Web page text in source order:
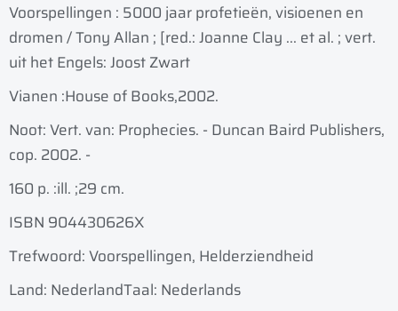
Voorspellingen : 5000 jaar profetiee͏̈n, visioenen en
dromen / Tony Allan ; [red.: Joanne Clay ... et al. ; vert.
uit het Engels: Joost Zwart
Vianen :House of Books,2002.
Noot: Vert. van: Prophecies. - Duncan Baird Publishers,
cop. 2002. -
160 p. :ill. ;29 cm.
ISBN 904430626X
Trefwoord: Voorspellingen, Helderziendheid
Land: NederlandTaal: Nederlands